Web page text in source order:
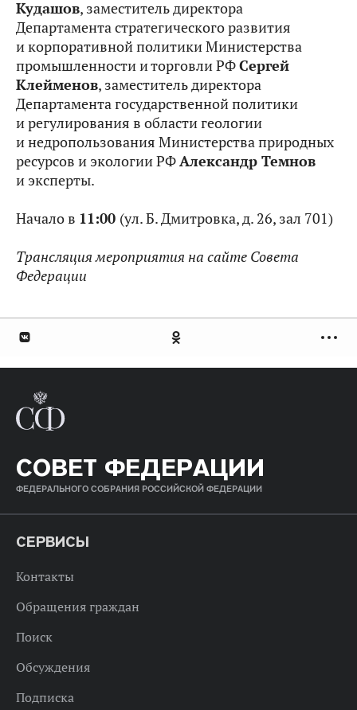
Кудашов, заместитель директора
Департамента стратегического развития
и корпоративной политики Министерства
промышленности и торговли РФСергей
Клейменов, заместитель директора
Департамента государственной политики
и регулирования в области геологии
и недропользования Министерства природных
ресурсов и экологии РФАлександр Темнов
и эксперты.
Начало в 11:00 (ул. Б. Дмитровка, д. 26, зал 701)
Трансляция мероприятия на сайте Совета
Федерации
СОВЕТ ФЕДЕРАЦИИ
ФЕДЕРАЛЬНОГО СОБРАНИЯ РОССИЙСКОЙ ФЕДЕРАЦИИ
СЕРВИСЫ
Контакты
Обращения граждан
Поиск
Обсуждения
Подписка